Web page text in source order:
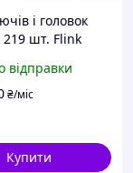
і головок
219 шт. Flink
відправки
₴/міс
Купити